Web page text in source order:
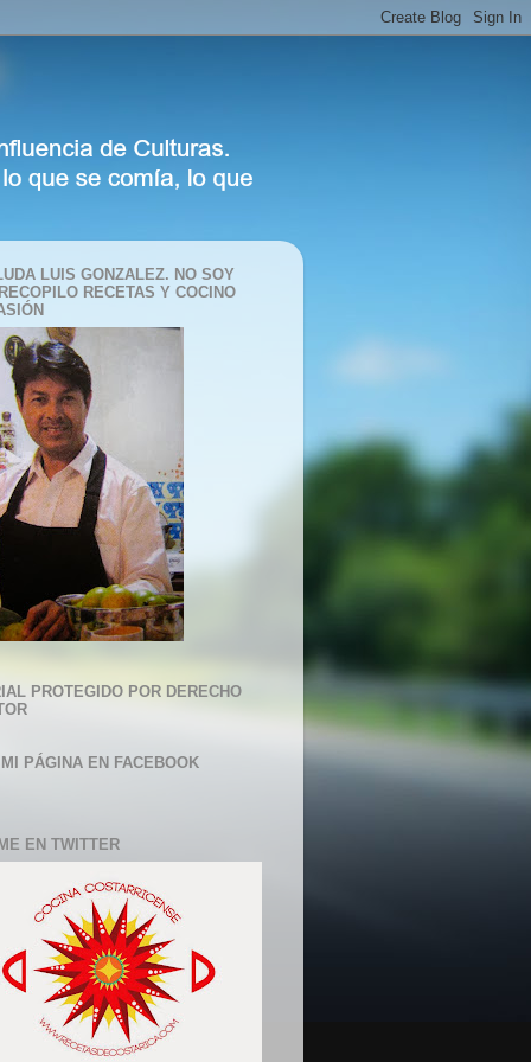
LUIS GONZALEZ. NO SOY
RECETAS Y COCINO
PROTEGIDO POR DERECHO
PÁGINA EN FACEBOOK
EN TWITTER